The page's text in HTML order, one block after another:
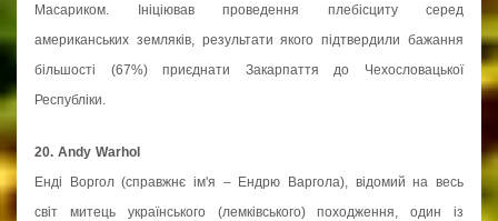
Масариком. Ініціював проведення плебісциту серед
американських земляків, результати якого підтвердили бажання
більшості (67%) приєднати Закарпаття до Чехословацької
Республіки.
20. Andy Warhol
Енді Воргол (справжнє ім'я – Ендрю Варгола), відомий на весь
світ митець українського (лемківського) походження, один із